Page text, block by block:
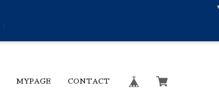
MYPAGE CONTACT